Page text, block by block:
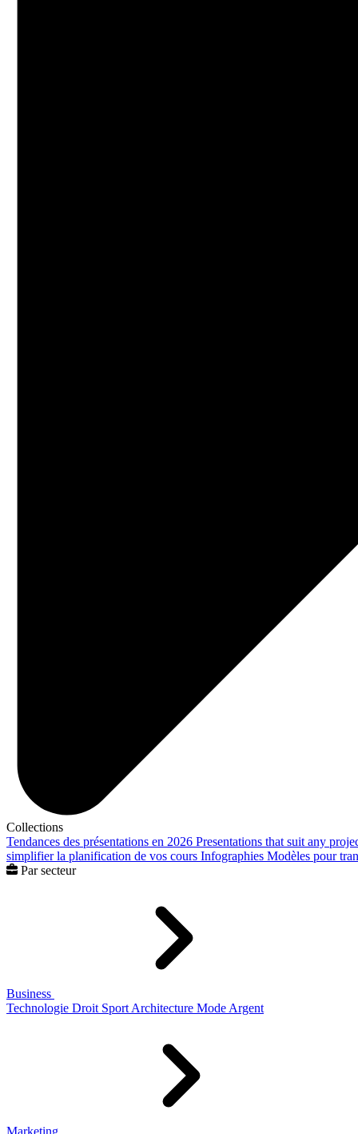
Collections
Tendances des présentations en 2026 Presentations that suit any
simplifier la planification de vos cours Infographies Modèles pour
Par secteur
Business
Technologie Droit Sport Architecture Mode Argent
Marketing